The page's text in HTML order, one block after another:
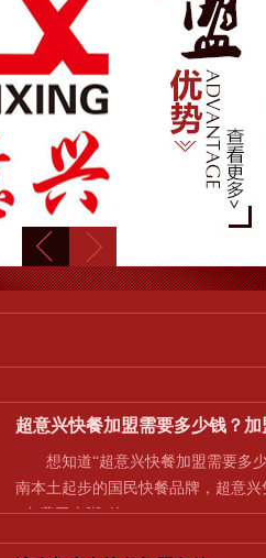
超意兴快餐加盟需要多少钱？
想知道“超意兴快餐加盟需要多少
南本土起步的国民快餐品牌，超意兴
+免费玉米粥”的…